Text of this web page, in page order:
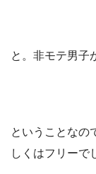
と。非モテ男子
ということなの
しくはフリーで